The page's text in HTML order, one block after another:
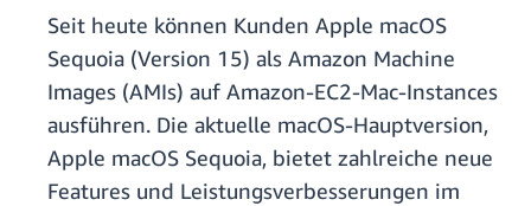
Seit heute können Kunden Apple macOS
Sequoia (Version 15) als Amazon Machine
Images (AMIs) auf Amazon-EC2-Mac-Instances
ausführen. Die aktuelle macOS-Hauptversion,
Apple macOS Sequoia, bietet zahlreiche neue
Features und Leistungsverbesserungen im